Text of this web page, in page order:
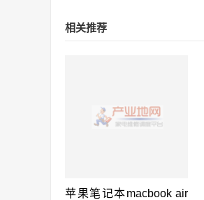
相关推荐
苹果笔记本macbook air